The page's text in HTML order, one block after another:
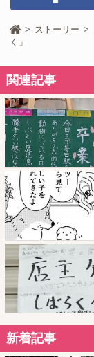
ストーリー
く」
関連記事
新着記事